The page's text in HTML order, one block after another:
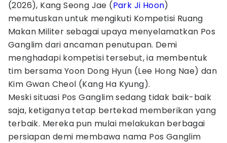
(2026), Kang Seong Jae (Park Ji Hoon)
memutuskan untuk mengikuti Kompetisi Ruang
Makan Militer sebagai upaya menyelamatkan Pos
Ganglim dari ancaman penutupan. Demi
menghadapi kompetisi tersebut, ia membentuk
tim bersama Yoon Dong Hyun (Lee Hong Nae) dan
Kim Gwan Cheol (Kang Ha Kyung).
Meski situasi Pos Ganglim sedang tidak baik-baik
saja, ketiganya tetap bertekad memberikan yang
terbaik. Mereka pun mulai melakukan berbagai
persiapan demi membawa nama Pos Ganglim